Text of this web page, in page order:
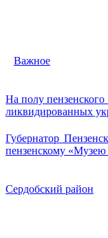
Важное
На полу
ликвидированных
Губернатор
пензенскому
Сердобский район